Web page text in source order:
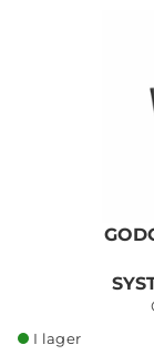
I lager